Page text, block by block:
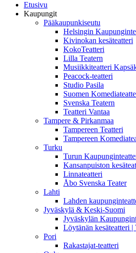
Etusivu
Kaupungit
Pääkaupunkiseutu
Helsingin
Kivinokan kesäteatteri
KokoTeatteri
Lilla Teatern
Musiikkiteatteri
Peacock-teatteri
Studio Pasila
Suomen
Svenska Teatern
Teatteri Vantaa
Tampere & Pirkanmaa
Tampereen Teatteri
Tampereen
Turku
Turun
Kansanpuiston
Linnateatteri
Åbo Svenska Teater
Lahti
Lahden
Jyväskylä & Keski-Suomi
Jyväskylän
Löytänän kesäteatteri |
Pori
Rakastajat-teatteri